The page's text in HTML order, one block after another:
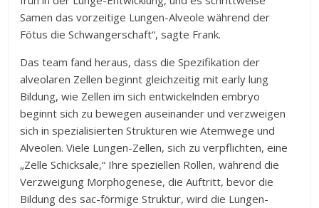
Samen das vorzeitige Lungen-Alveole während der
Fötus die Schwangerschaft“, sagte Frank.
Das team fand heraus, dass die Spezifikation der
alveolaren Zellen beginnt gleichzeitig mit early lung
Bildung, wie Zellen im sich entwickelnden embryo
beginnt sich zu bewegen auseinander und verzweigen
sich in spezialisierten Strukturen wie Atemwege und
Alveolen. Viele Lungen-Zellen, sich zu verpflichten, eine
„Zelle Schicksale,“ Ihre speziellen Rollen, während die
Verzweigung Morphogenese, die Auftritt, bevor die
Bildung des sac-förmige Struktur, wird die Lungen-